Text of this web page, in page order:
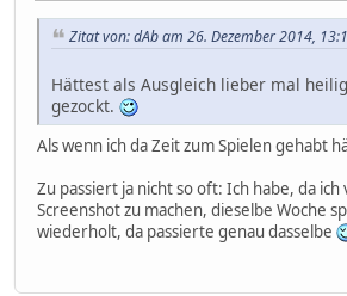
Zitat von: dAb am 26. Dezember 2014,
Hättest als Ausgleich lieber mal
gezockt.
Als wenn ich da Zeit zum Spielen gehabt
Zu passiert ja nicht so oft: Ich habe, da
Screenshot zu machen, dieselbe Woche
wiederholt, da passierte genau dasselbe